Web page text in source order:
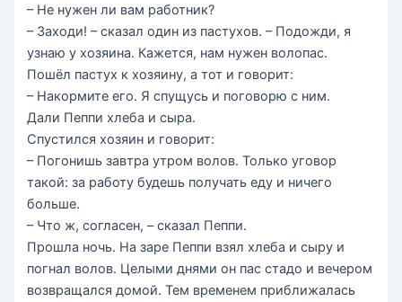
– Не нужен ли вам работник?
– Заходи! – сказал один из пастухов. – Подожди, я
узнаю у хозяина. Кажется, нам нужен волопас.
Пошёл пастух к хозяину, а тот и говорит:
– Накормите его. Я спущусь и поговорю с ним.
Дали Пеппи хлеба и сыра.
Спустился хозяин и говорит:
– Погонишь завтра утром волов. Только уговор
такой: за работу будешь получать еду и ничего
больше.
– Что ж, согласен, – сказал Пеппи.
Прошла ночь. На заре Пеппи взял хлеба и сыру и
погнал волов. Целыми днями он пас стадо и вечером
возвращался домой. Тем временем приближалась